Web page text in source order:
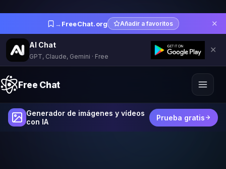
→ FreeChat.org Añadir a favoritos ✕
AI Chat
GPT, Claude, Gemini · Free
✕
Free Chat
Generador de imágenes y vídeos
con IA
Prueba gratis